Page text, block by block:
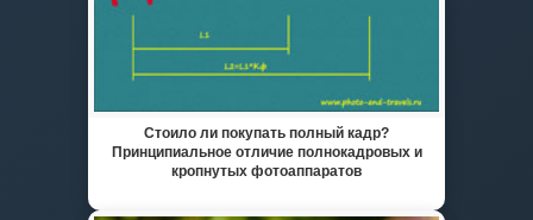
Стоило ли покупать полный кадр?
Принципиальное отличие полнокадровых и
кропнутых фотоаппаратов